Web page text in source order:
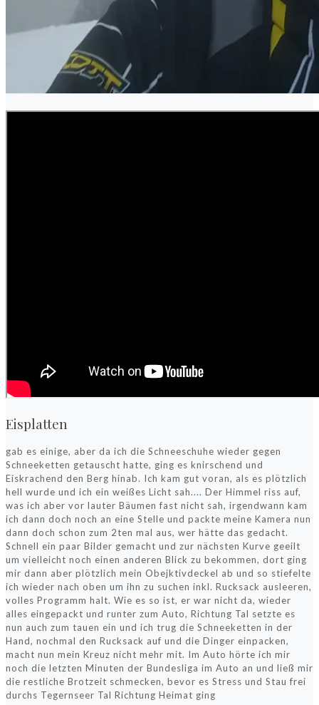
Eisplatten
gab es einige, aber da ich die Schneeschuhe wieder gegen
Schneeketten getauscht hatte, ging es knirschend und
Eiskrachend den Berg hinab. Ich kam gut voran, als es plötzlich
hell wurde und ich ein weißes Licht sah.... Der Himmel riss auf,
was ich aber vor lauter Bäumen fast nicht sah, irgendwann kam
ich dann doch noch an eine Stelle und packte meine Kamera nun
dann doch schon zum 2ten mal aus, wer hätte das gedacht.
Schnell ein paar Bilder gemacht und zur nächsten Kurve geeilt
um vielleicht noch einen anderen Blick zu bekommen, dort ging
mir dann aber plötzlich mein Obejktivdeckel ab und so stiefelte
ich wieder nach oben um ihn zu suchen inkl. Rucksack ausleeren,
volles Programm halt. Wie es so ist, er war nicht da, wieder
alles eingepackt und runter zum Auto, Richtung Tal setzte es
nun auch zum tauen ein und ich trug die Schneeketten in der
Hand, nochmal den Rucksack auf und die Dinger einpacken,
macht nun mein Kreuz nicht mehr mit. Im Auto hörte ich mir
noch die letzten Minuten der Bundesliga im Auto an und ließ mir
die restliche Brotzeit schmecken, bevor es Stress und Stau frei
durchs Tegernseer Tal Richtung Heimat ging